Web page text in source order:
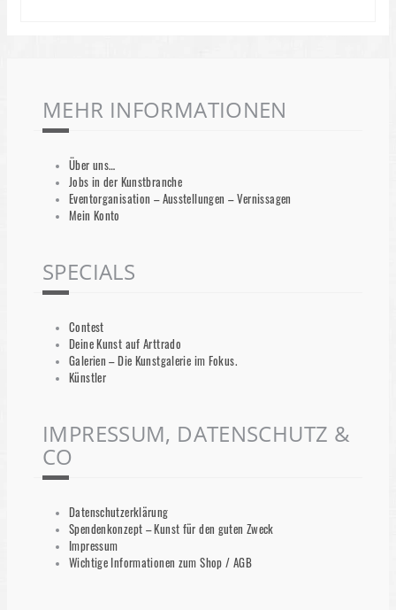
MEHR INFORMATIONEN
Über uns…
Jobs in der Kunstbranche
Eventorganisation – Ausstellungen – Vernissagen
Mein Konto
SPECIALS
Contest
Deine Kunst auf Arttrado
Galerien – Die Kunstgalerie im Fokus.
Künstler
IMPRESSUM, DATENSCHUTZ &
CO
Datenschutzerklärung
Spendenkonzept – Kunst für den guten Zweck
Impressum
Wichtige Informationen zum Shop / AGB